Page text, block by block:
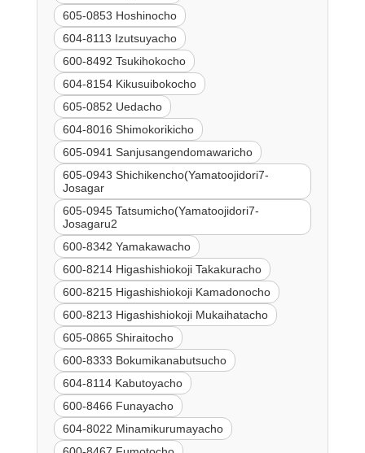
605-0853 Hoshinocho
604-8113 Izutsuyacho
600-8492 Tsukihokocho
604-8154 Kikusuibokocho
605-0852 Uedacho
604-8016 Shimokorikicho
605-0941 Sanjusangendomawaricho
605-0943 Shichikencho(Yamatoojidori7-
Josagar
605-0945 Tatsumicho(Yamatoojidori7-
Josagaru2
600-8342 Yamakawacho
600-8214 Higashishiokoji Takakuracho
600-8215 Higashishiokoji Kamadonocho
600-8213 Higashishiokoji Mukaihatacho
605-0865 Shiraitocho
600-8333 Bokumikanabutsucho
604-8114 Kabutoyacho
600-8466 Funayacho
604-8022 Minamikurumayacho